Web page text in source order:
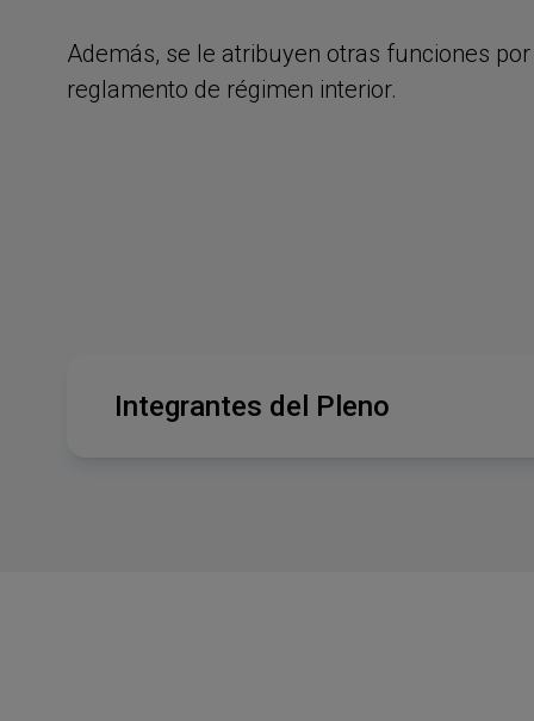
Además, se le atribuyen otras funciones
reglamento de régimen interior.
Integrantes del Pleno